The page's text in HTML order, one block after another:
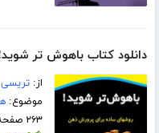
دانلود کتاب باهوش تر
از:تریسی
موضوع:
۲۶۳ صفحه